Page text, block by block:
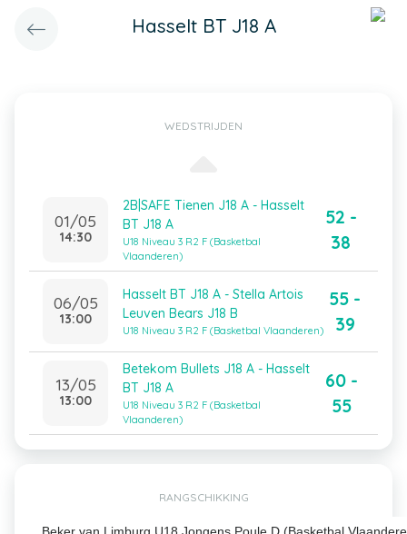
Hasselt BT J18 A
WEDSTRIJDEN
01/05
14:30
2B|SAFE Tienen J18 A - Hasselt
BT J18 A
U18 Niveau 3 R2 F (Basketbal
Vlaanderen)
52 -
38
06/05
13:00
Hasselt BT J18 A - Stella Artois
Leuven Bears J18 B
U18 Niveau 3 R2 F (Basketbal Vlaanderen)
55 -
39
13/05
13:00
Betekom Bullets J18 A - Hasselt
BT J18 A
U18 Niveau 3 R2 F (Basketbal
Vlaanderen)
60 -
55
RANGSCHIKKING